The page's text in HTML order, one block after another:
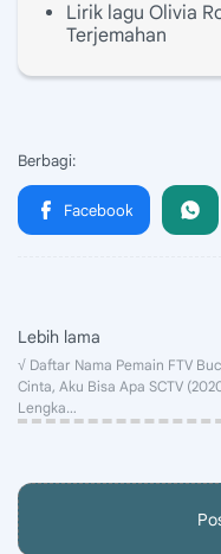
Lirik lagu Olivia
Terjemahan